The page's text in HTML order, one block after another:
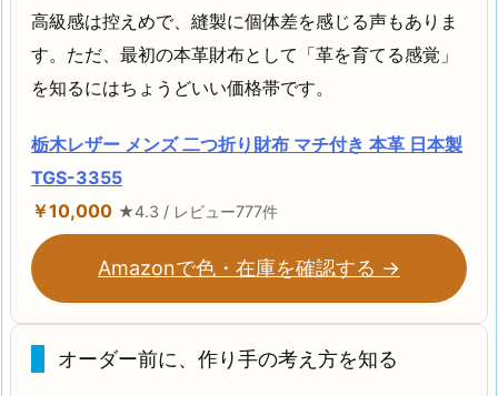
高級感は控えめで、縫製に個体差を感じる声もありま
す。ただ、最初の本革財布として「革を育てる感覚」
を知るにはちょうどいい価格帯です。
栃木レザー メンズ 二つ折り財布 マチ付き 本革 日本製
TGS-3355
￥10,000 ★4.3 / レビュー777件
Amazonで色・在庫を確認する →
オーダー前に、作り手の考え方を知る